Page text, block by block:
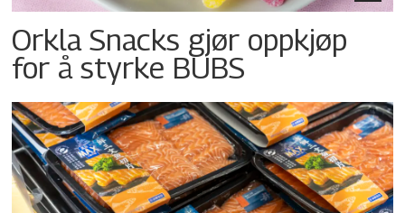
Orkla Snacks gjør oppkjøp
for å styrke BUBS